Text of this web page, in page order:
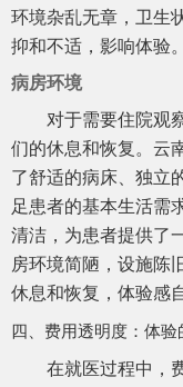
环境杂乱无章，卫生
抑和不适，影响体验。
病房环境
对于需要住院观
们的休息和恢复。云
了舒适的病床、独立
足患者的基本生活需
清洁，为患者提供了
房环境简陋，设施陈
休息和恢复，体验感
四、费用透明度：体
在就医过程中，